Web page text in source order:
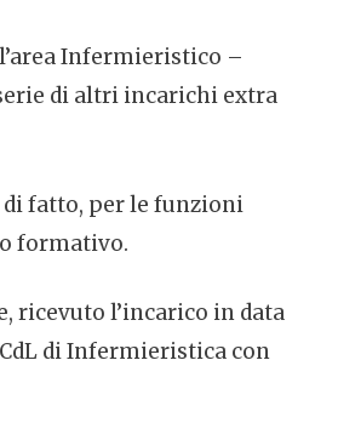
Infermieristico –
di altri incarichi extra
fatto, per le funzioni
formativo.
ricevuto l’incarico in data
di Infermieristica con